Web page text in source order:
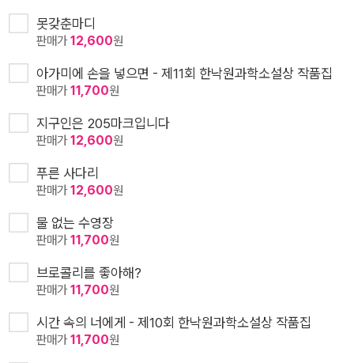
못갖춘마디
판매가12,600원
아가미에 손을 넣으면 - 제11회 한낙원과학소설상 작품집
판매가11,700원
지구인은 205마크입니다
판매가12,600원
푸른 사다리
판매가12,600원
물 없는 수영장
판매가11,700원
브로콜리를 좋아해?
판매가11,700원
시간 속의 너에게 - 제10회 한낙원과학소설상 작품집
판매가11,700원